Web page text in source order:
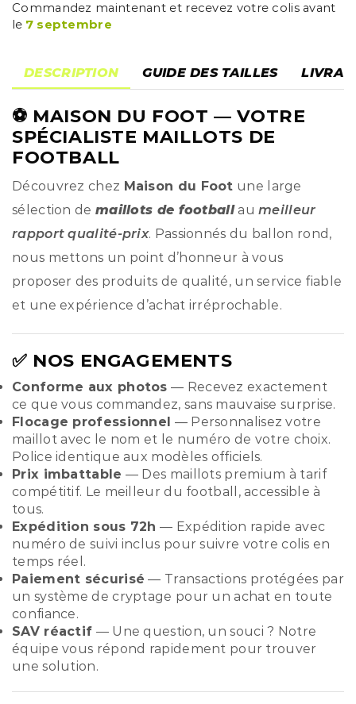
Commandez maintenant et recevez votre colis avant
le 7 septembre
DESCRIPTION GUIDE DES TAILLES
⚽ MAISON DU FOOT — VOTRE
SPÉCIALISTE MAILLOTS DE
FOOTBALL
Découvrez chez Maison du Foot une large
sélection de maillots de footballaumeilleur
rapport qualité-prix. Passionnés du ballon rond,
nous mettons un point d’honneur à vous
proposer des produits de qualité, un service fiable
et une expérience d’achat irréprochable.
✅ NOS ENGAGEMENTS
Conforme aux photos — Recevez exactement
ce que vous commandez, sans mauvaise surprise.
Flocage professionnel — Personnalisez votre
maillot avec le nom et le numéro de votre choix.
Police identique aux modèles officiels.
Prix imbattable — Des maillots premium à tarif
compétitif. Le meilleur du football, accessible à
tous.
Expédition sous 72h — Expédition rapide avec
numéro de suivi inclus pour suivre votre colis en
temps réel.
Paiement sécurisé — Transactions protégées par
un système de cryptage pour un achat en toute
confiance.
SAV réactif — Une question, un souci ? Notre
équipe vous répond rapidement pour trouver
une solution.